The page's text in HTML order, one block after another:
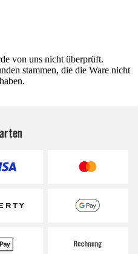
von uns nicht überprüft.
stammen, die die Ware nicht